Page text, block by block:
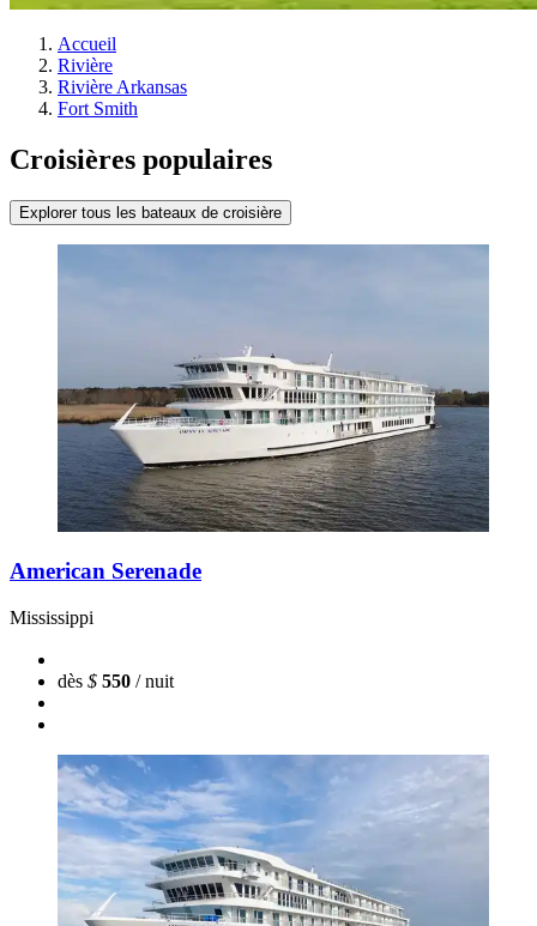
Accueil
Rivière
Rivière Arkansas
Fort Smith
Croisières populaires
Explorer tous les bateaux de croisière
American Serenade
Mississippi
dès $ 550 / nuit